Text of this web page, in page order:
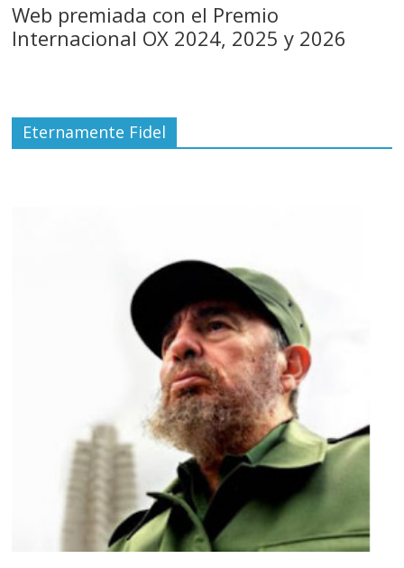
Web premiada con el Premio
Internacional OX 2024, 2025 y 2026
Eternamente Fidel